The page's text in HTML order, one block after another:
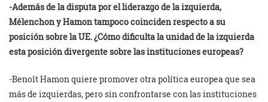
-Además de la disputa por el liderazgo de la izquierda,
Mélenchon y Hamon tampoco coinciden respecto a su
posición sobre la UE. ¿Cómo dificulta la unidad de la izquierda
esta posición divergente sobre las instituciones europeas?
-Benoît Hamon quiere promover otra política europea que sea
más de izquierdas, pero sin confrontarse con las instituciones